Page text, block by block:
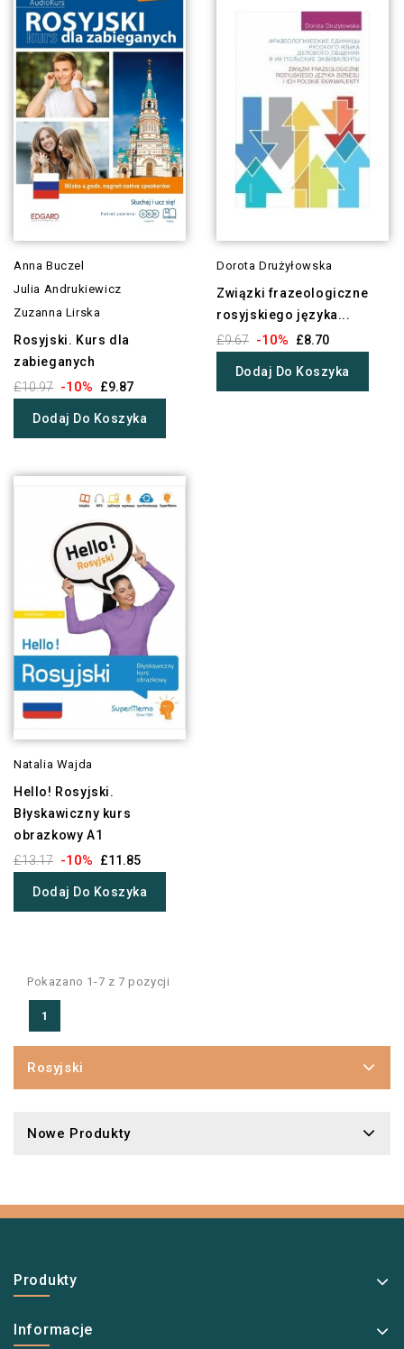
Anna Buczel
Julia Andrukiewicz
Zuzanna Lirska
Rosyjski. Kurs dla
zabieganych
£10.97 -10% £9.87
Dodaj Do Koszyka
Dorota Drużyłowska
Związki frazeologiczne
rosyjskiego języka...
£9.67 -10% £8.70
Dodaj Do Koszyka
Natalia Wajda
Hello! Rosyjski.
Błyskawiczny kurs
obrazkowy A1
£13.17 -10% £11.85
Dodaj Do Koszyka
Pokazano 1-7 z 7 pozycji
1
Rosyjski
Nowe Produkty
Produkty
Informacje